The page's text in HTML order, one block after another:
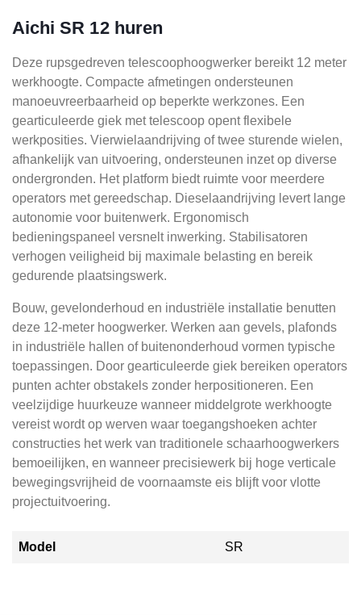
Aichi SR 12 huren
Deze rupsgedreven telescoophoogwerker bereikt 12 meter
werkhoogte. Compacte afmetingen ondersteunen
manoeuvreerbaarheid op beperkte werkzones. Een
gearticuleerde giek met telescoop opent flexibele
werkposities. Vierwielaandrijving of twee sturende wielen,
afhankelijk van uitvoering, ondersteunen inzet op diverse
ondergronden. Het platform biedt ruimte voor meerdere
operators met gereedschap. Dieselaandrijving levert lange
autonomie voor buitenwerk. Ergonomisch
bedieningspaneel versnelt inwerking. Stabilisatoren
verhogen veiligheid bij maximale belasting en bereik
gedurende plaatsingswerk.
Bouw, gevelonderhoud en industriële installatie benutten
deze 12-meter hoogwerker. Werken aan gevels, plafonds
in industriële hallen of buitenonderhoud vormen typische
toepassingen. Door gearticuleerde giek bereiken operators
punten achter obstakels zonder herpositioneren. Een
veelzijdige huurkeuze wanneer middelgrote werkhoogte
vereist wordt op werven waar toegangshoeken achter
constructies het werk van traditionele schaarhoogwerkers
bemoeilijken, en wanneer precisiewerk bij hoge verticale
bewegingsvrijheid de voornaamste eis blijft voor vlotte
projectuitvoering.
Model SR